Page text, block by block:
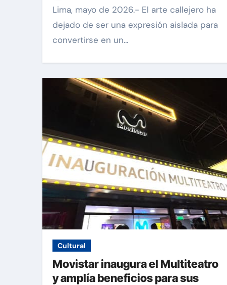
Lima, mayo de 2026.- El arte callejero ha
dejado de ser una expresión aislada para
convertirse en un…
Cultural
Movistar inaugura el Multiteatro
y amplía beneficios para sus